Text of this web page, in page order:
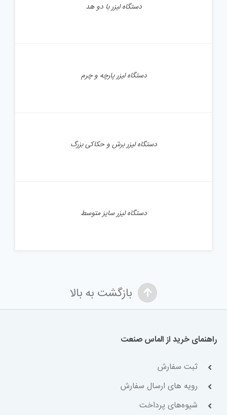
دستگاه لیزر با دو هد
دستگاه لیزر پارچه و چرم
دستگاه لیزر برش و حکاکی بزرگ
دستگاه لیزر سایز متوسط
بازگشت به بالا
راهنمای خرید از الماس صنعت
ثبت سفارش
رویه های ارسال سفارش
شیوه‌های پرداخت